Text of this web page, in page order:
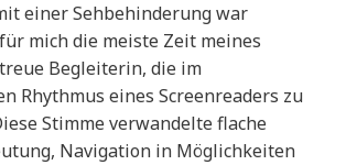
einer Sehbehinderung war
mich die meiste Zeit meines
Begleiterin, die im
Rhythmus eines Screenreaders zu
Stimme verwandelte flache
Navigation in Möglichkeiten